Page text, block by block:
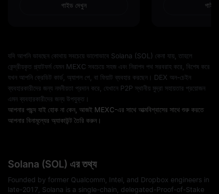
গাইড দেখুন গাইড
যদি আপনি ভাবছেন কোথায় সবচেয়ে ভালোভাবে Solana (SOL) কেনা যায়, তাহলে
কেন্দ্রীয়কৃত প্ল্যাটফর্ম যেমন MEXC সবচেয়ে সহজ এবং নিরাপদ পথ সরবরাহ করে, বিশেষ করে
যখন আপনি ক্রেডিট কার্ড, অ্যাপল পে, বা ফিয়াট ব্যবহার করছেন। DEX অন-চেইন
ব্যবহারকারীদের জন্য নমনীয়তা প্রদান করে, যেখানে P2P স্থানীয় মুদ্রা সহায়তার প্রয়োজন
এমন ব্যবহারকারীদের জন্য উপযুক্ত।
আপনার পছন্দ যাই হোক না কেন, আজই MEXC-এর সাথে আত্মবিশ্বাসের সাথে শুরু করতে
আপনার বিনামূল্যের অ্যাকাউন্ট তৈরি করুন।
Solana (SOL) এর তথ্য
Founded by former Qualcomm, Intel, and Dropbox engineers in
late-2017, Solana is a single-chain, delegated-Proof-of-Stake